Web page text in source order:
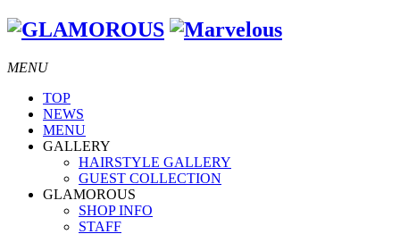
MENU
TOP
NEWS
MENU
GALLERY
HAIRSTYLE GALLERY
GUEST COLLECTION
GLAMOROUS
SHOP INFO
STAFF